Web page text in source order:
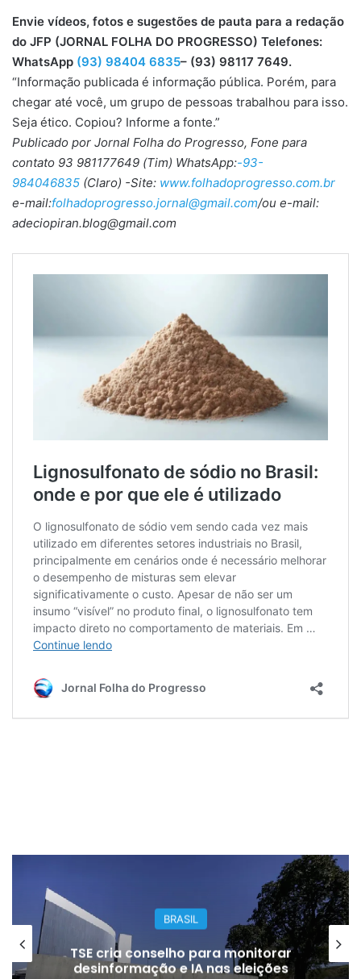
Envie vídeos, fotos e sugestões de pauta para a redação
do JFP (JORNAL FOLHA DO PROGRESSO) Telefones:
WhatsApp (93) 98404 6835– (93) 98117 7649.
“Informação publicada é informação pública. Porém, para
chegar até você, um grupo de pessoas trabalhou para isso.
Seja ético. Copiou? Informe a fonte.”
Publicado por Jornal Folha do Progresso, Fone para
contato 93 981177649 (Tim) WhatsApp:-93-
984046835 (Claro) -Site: www.folhadoprogresso.com.br
e-mail:folhadoprogresso.jornal@gmail.com/ou e-mail:
adeciopiran.blog@gmail.com
BRASIL
TSE cria conselho para monitorar
desinformação e IA nas eleições